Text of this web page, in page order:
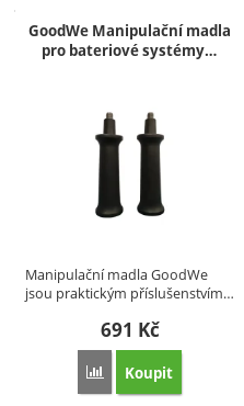
GoodWe Manipulační madla
pro bateriové systémy…
Manipulační madla GoodWe
jsou praktickým příslušenstvím…
691 Kč
Přidat 'GoodWe
Koupit